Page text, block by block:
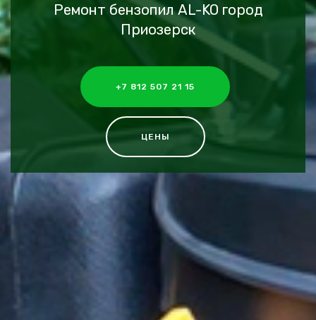
Ремонт бензопил AL-KO город
Приозерск
+7 812 507 21 15
ЦЕНЫ